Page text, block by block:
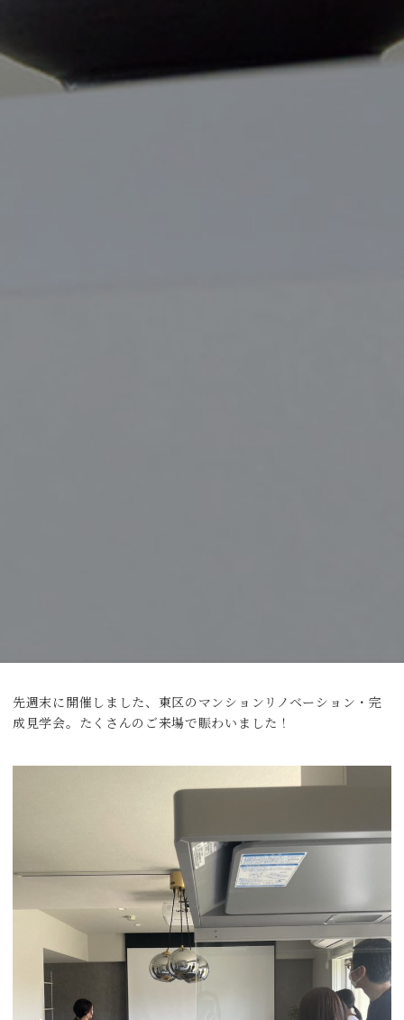
先週末に開催しました、東区のマンションリノベーション・完
成見学会。たくさんのご来場で賑わいました！